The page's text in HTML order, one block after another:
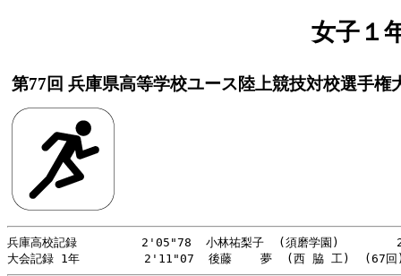
女子１
第77回 兵庫県高等学校ユース陸上競技対校選手権
兵庫高校記録         2'05"78  小林祐梨子  (須磨学園)